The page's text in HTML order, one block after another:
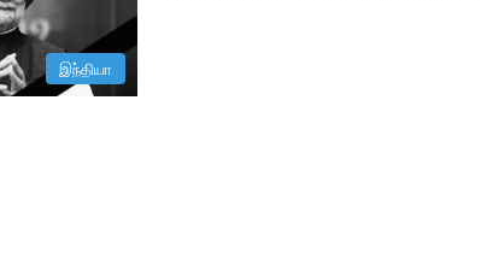
இந்தியா